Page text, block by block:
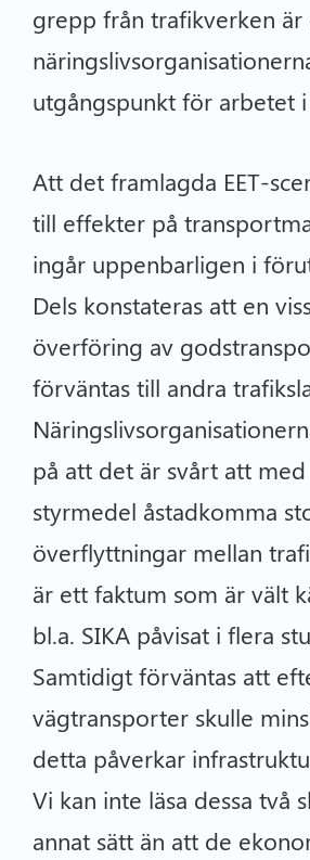
grepp från trafikverken
utgångspunkt för arbetet i
Att det framlagda EET-
till effekter på
ingår uppenbarligen i
Dels konstateras att en
överföring av
förväntas till andra
på att det är svårt att
styrmedel åstadkomma
överflyttningar mellan
är ett faktum som är vält
bl.a. SIKA påvisat i flera
Samtidigt förväntas att
vägtransporter skulle
detta påverkar
Vi kan inte läsa dessa två
annat sätt än att de